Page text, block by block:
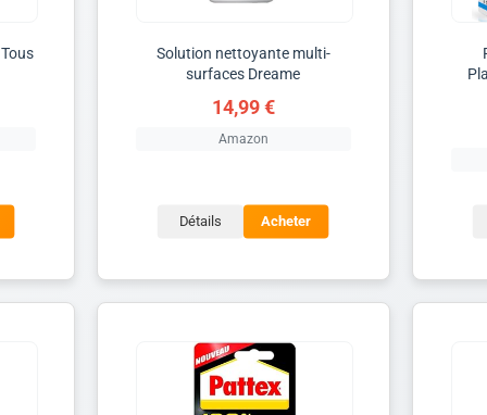
Solution nettoyante multi-
surfaces Dreame
14,99 €
Amazon
Détails Acheter